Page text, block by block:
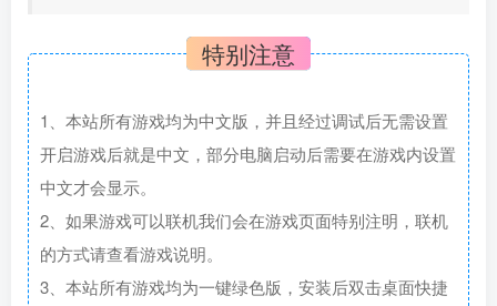
特别注意
1、本站所有游戏均为中文版，并且经过调试后无需设置
开启游戏后就是中文，部分电脑启动后需要在游戏内设置
中文才会显示。
2、如果游戏可以联机我们会在游戏页面特别注明，联机
的方式请查看游戏说明。
3、本站所有游戏均为一键绿色版，安装后双击桌面快捷